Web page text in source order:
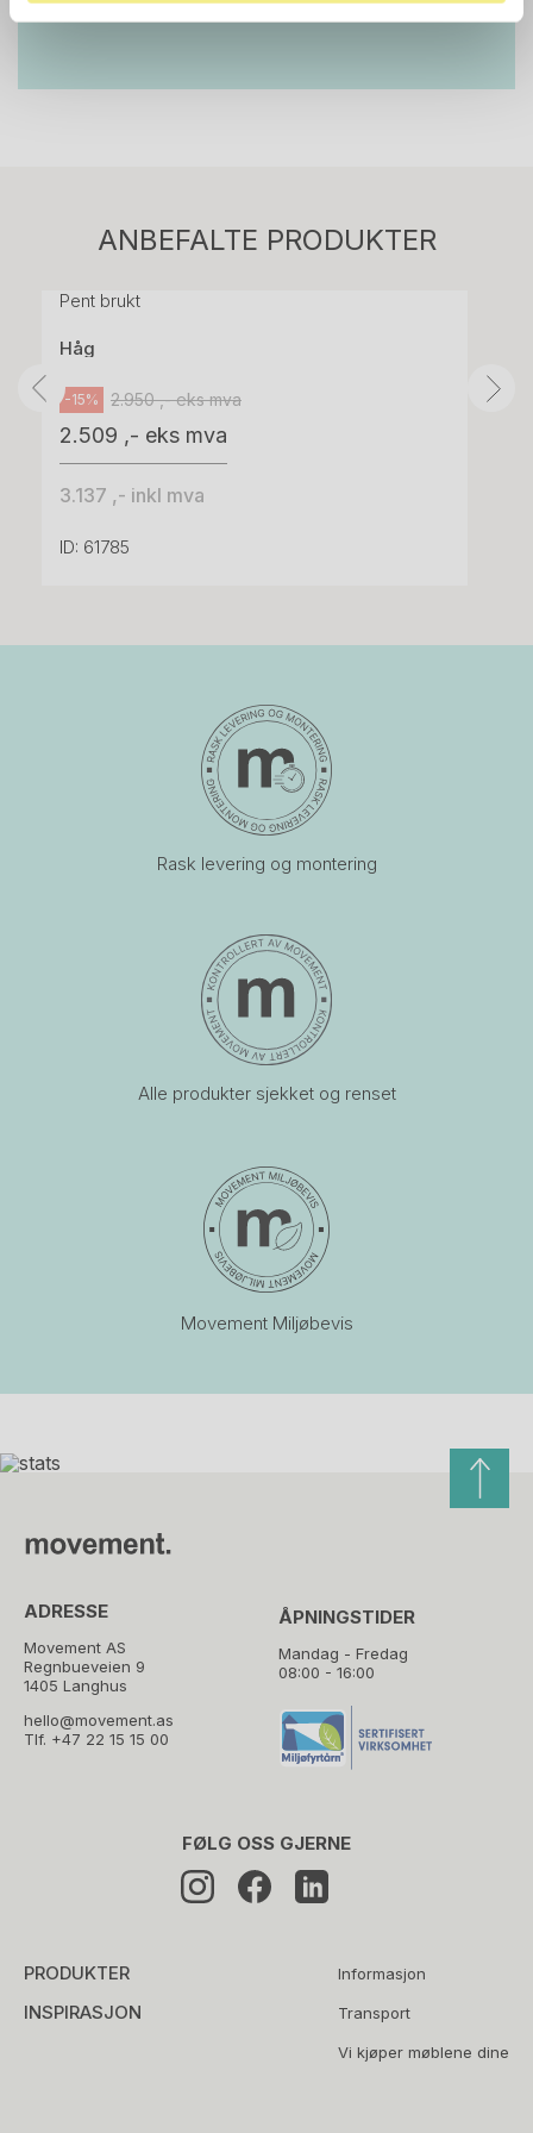
ANBEFALTE PRODUKTER
H05 5600 Swingback-armlene Mørk
Pent brukt
Håg
-15% 2.950 ,- eks mva
2.509 ,- eks mva
3.137 ,- inkl mva
ID: 61785
Rask levering og montering
Alle produkter sjekket og renset
Movement Miljøbevis
ADRESSE
Movement AS
Regnbueveien 9
1405 Langhus
hello@movement.as
Tlf. +47 22 15 15 00
ÅPNINGSTIDER
Mandag - Fredag
08:00 - 16:00
PRODUKTER
INSPIRASJON
Informasjon
Transport
Vi kjøper møblene dine
FØLG OSS GJERNE